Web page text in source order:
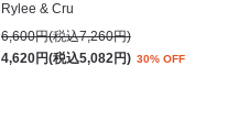
Rylee & Cru
6,600円(税込7,260円)
4,620円(税込5,082円) 30% OFF